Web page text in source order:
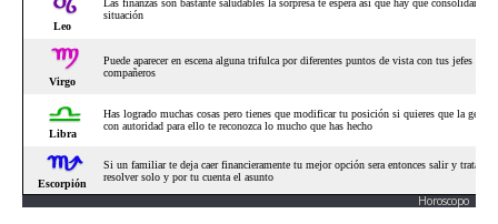
Horoscopo